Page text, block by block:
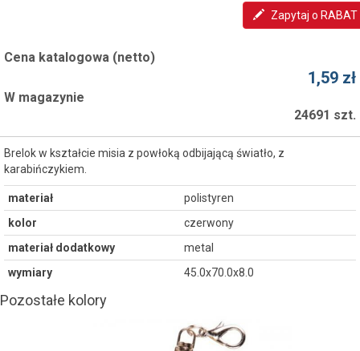
Zapytaj o RABAT
Cena katalogowa (netto)
1,59 zł
W magazynie
24691 szt.
Brelok w kształcie misia z powłoką odbijającą światło, z
karabińczykiem.
materiał
polistyren
kolor
czerwony
materiał dodatkowy
metal
wymiary
45.0x70.0x8.0
Pozostałe kolory